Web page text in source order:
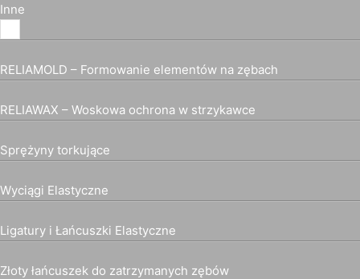
Inne
RELIAMOLD – Formowanie elementów na zębach
RELIAWAX – Woskowa ochrona w strzykawce
Sprężyny torkujące
Wyciągi Elastyczne
Ligatury i Łańcuszki Elastyczne
Złoty łańcuszek do zatrzymanych zębów